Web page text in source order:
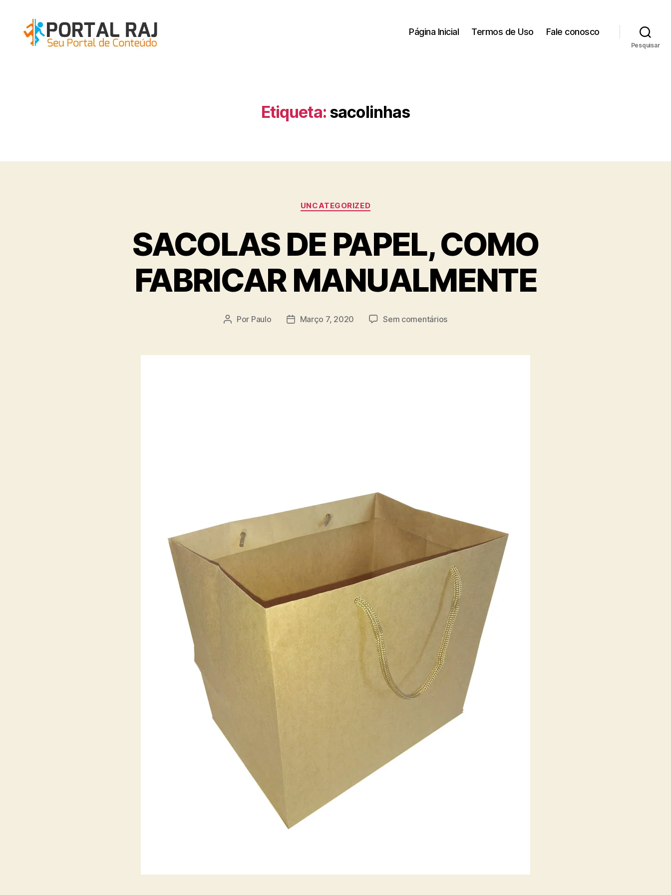
Página Inicial Termos de Uso Fale conosco
Pesquisar
Etiqueta: sacolinhas
Categorias
UNCATEGORIZED
SACOLAS DE PAPEL, COMO
FABRICAR MANUALMENTE
Autor
Por Paulo
DataMarço 7, 2020 Sem comentáriosem
PAPEL,